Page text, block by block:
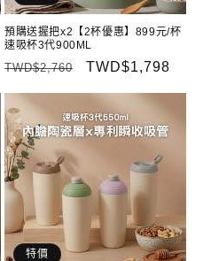
預購送握把x2【2杯優惠】899元/杯
速吸杯3代900ML
定
TWD$2,760
售
TWD$1,798
特價